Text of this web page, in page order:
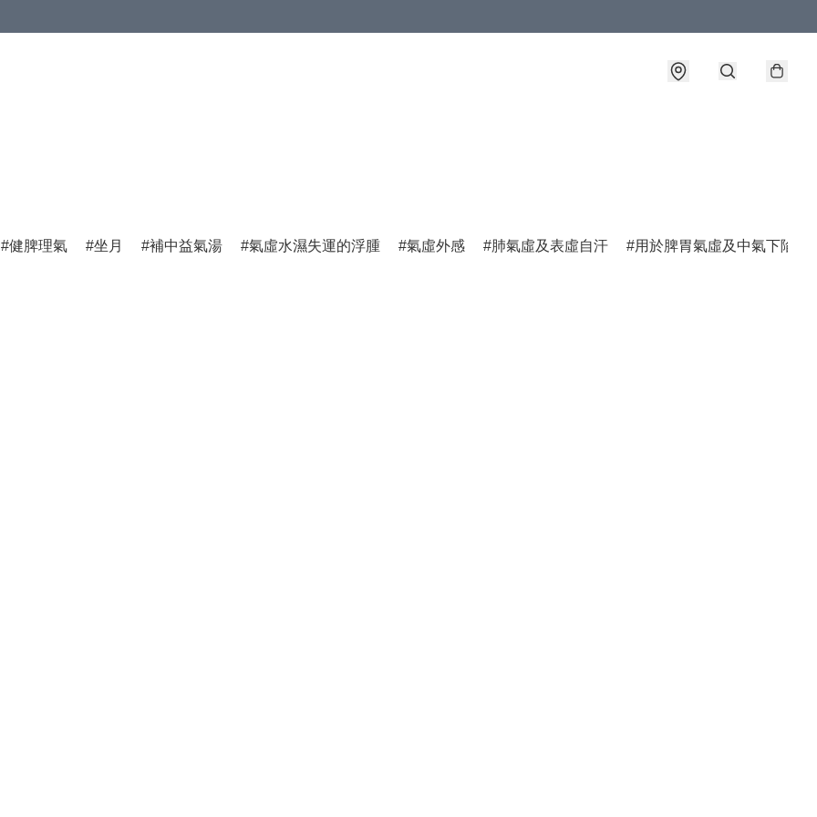
健脾理氣 坐月 補中益氣湯 氣虛水濕失運的浮腫 氣虛外感 肺氣虛及表虛自汗 用於脾胃氣虛及中氣下陷諸